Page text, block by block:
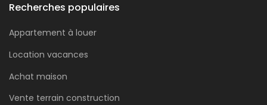
Recherches populaires
Appartement à louer
Location vacances
Achat maison
Vente terrain construction